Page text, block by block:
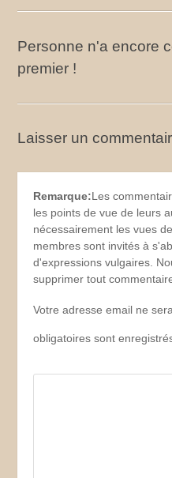
Personne n'a encore
premier !
Laisser un
Remarque:Les
les points de vue de leurs
nécessairement les vues
membres sont invités à
d'expressions vulgaires.
supprimer tout
Votre adresse email ne
obligatoires sont